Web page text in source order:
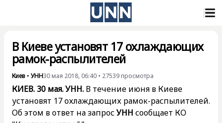
В Киеве установят 17 охлаждающих
рамок-распылителей
Киев • УНН30 мая 2018, 06:40 • 27539 просмотра
КИЕВ. 30 мая. УНН. В течение июня в Киеве
установят 17 охлаждающих рамок-распылителей.
Об этом в ответ на запросУНН сообщает КО